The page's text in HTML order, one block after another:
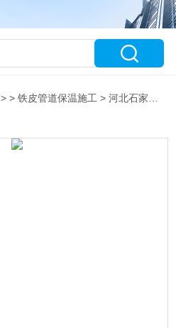
> >铁皮管道保温施工 > 河北石家庄石油管道硅酸铝保温施工报价